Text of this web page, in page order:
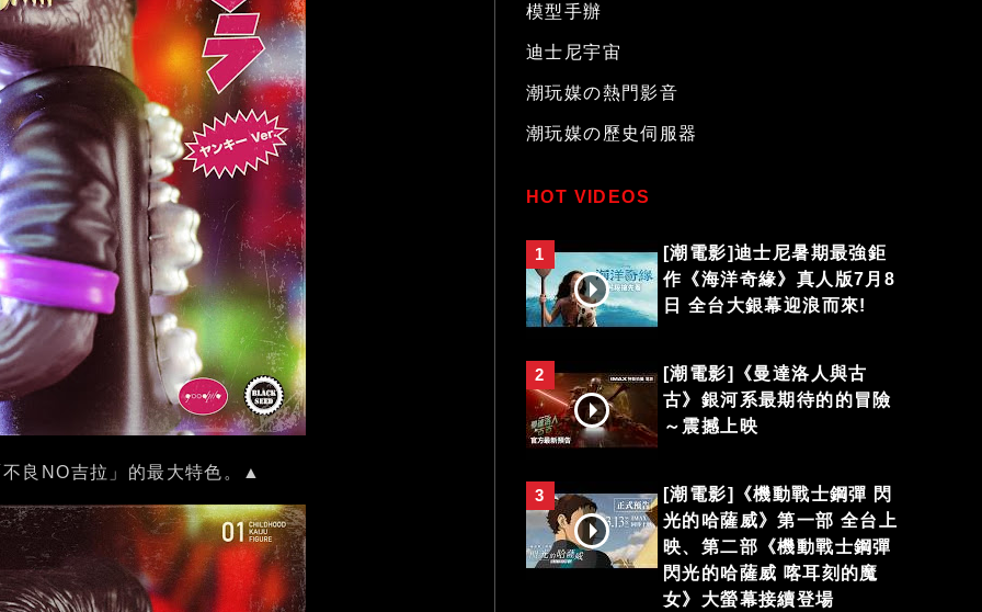
良NO吉拉」的最大特色。▲
模型手辦
迪士尼宇宙
潮玩媒の熱門影音
潮玩媒の歷史伺服器
HOT VIDEOS
1
[潮電影]迪士尼暑期最強鉅
作《海洋奇緣》真人版7月8
日 全台大銀幕迎浪而來!
2
[潮電影]《曼達洛人與古
古》銀河系最期待的的冒險
～震撼上映
3
[潮電影]《機動戰士鋼彈 閃
光的哈薩威》第一部 全台上
映、第二部《機動戰士鋼彈
閃光的哈薩威 喀耳刻的魔
女》大螢幕接續登場